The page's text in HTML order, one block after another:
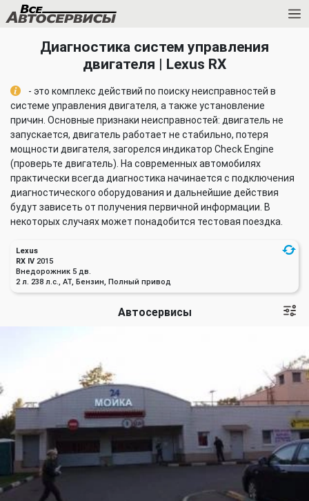
Диагностика систем управления
двигателя | Lexus RX
- это комплекс действий по поиску неисправностей в
системе управления двигателя, а также установление
причин. Основные признаки неисправностей: двигатель не
запускается, двигатель работает не стабильно, потеря
мощности двигателя, загорелся индикатор Check Engine
(проверьте двигатель). На современных автомобилях
практически всегда диагностика начинается с подключения
диагностического оборудования и дальнейшие действия
будут зависеть от получения первичной информации. В
некоторых случаях может понадобится тестовая поездка.
Lexus
RX IV 2015
Внедорожник 5 дв.
2 л. 238 л.с., AT, Бензин, Полный привод
Автосервисы